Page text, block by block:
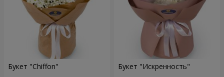
Букет "Chiffon" Букет "Искренность"